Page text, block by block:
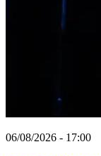
06/08/2026 - 17:00